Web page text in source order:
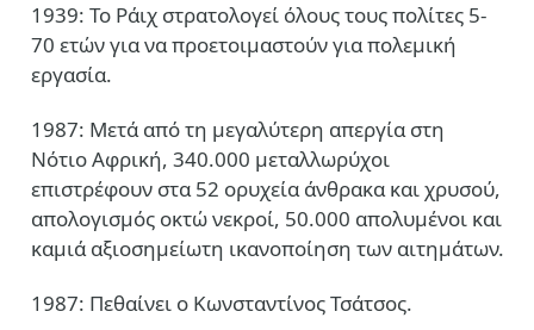
1939: Το Ράιχ στρατολογεί όλους τους πολίτες 5-
70 ετών για να προετοιμαστούν για πολεμική
εργασία.
1987: Μετά από τη μεγαλύτερη απεργία στη
Νότιο Αφρική, 340.000 μεταλλωρύχοι
επιστρέφουν στα 52 ορυχεία άνθρακα και χρυσού,
απολογισμός οκτώ νεκροί, 50.000 απολυμένοι και
καμιά αξιοσημείωτη ικανοποίηση των αιτημάτων.
1987: Πεθαίνει ο Κωνσταντίνος Τσάτσος.